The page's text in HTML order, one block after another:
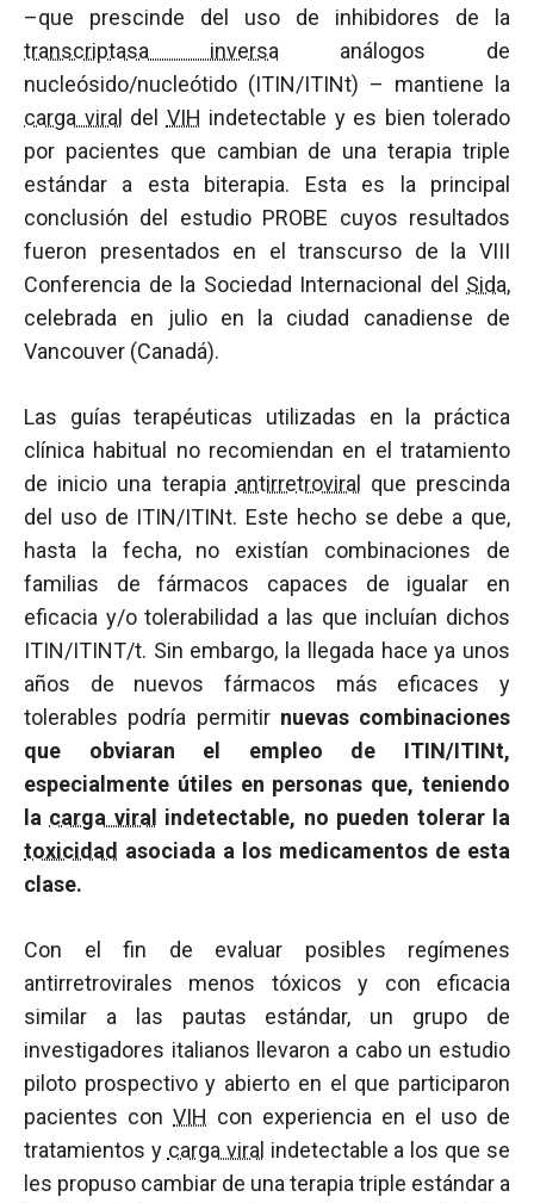
–que prescinde del uso de inhibidores de la
transcriptasa inversa análogos de
nucleósido/nucleótido (ITIN/ITINt) – mantiene la
carga viral del VIH indetectable y es bien tolerado
por pacientes que cambian de una terapia triple
estándar a esta biterapia. Esta es la principal
conclusión del estudio PROBE cuyos resultados
fueron presentados en el transcurso de la VIII
Conferencia de la Sociedad Internacional del Sida,
celebrada en julio en la ciudad canadiense de
Vancouver (Canadá).
Las guías terapéuticas utilizadas en la práctica
clínica habitual no recomiendan en el tratamiento
de inicio una terapia antirretroviral
que prescinda
del uso de ITIN/ITINt. Este hecho se debe a que,
hasta la fecha, no existían combinaciones de
familias de fármacos capaces de igualar en
eficacia y/o tolerabilidad a las que incluían dichos
ITIN/ITINT/t. Sin embargo, la llegada hace ya unos
años de nuevos fármacos más eficaces y
tolerables podría permitir nuevas combinaciones
que obviaran el empleo de ITIN/ITINt,
especialmente útiles en personas que, teniendo
la carga viral
indetectable, no pueden tolerar la
toxicidad asociada a los medicamentos de esta
clase.
Con el fin de evaluar posibles regímenes
antirretrovirales menos tóxicos y con eficacia
similar a las pautas estándar, un grupo de
investigadores italianos llevaron a cabo un estudio
piloto prospectivo y abierto en el que participaron
pacientes con VIH con experiencia en el uso de
tratamientos y carga viral indetectable a los que se
les propuso cambiar de una terapia triple estándar a